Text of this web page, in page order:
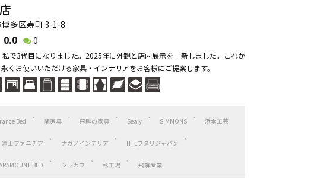
多区寿町 3-1-8
0.0 0
で3代目になりました。2025年に外観と店内展示を一新しました。これか
くお使いいただける家具・インテリアをお客様にご提案します。
Bed 関家具 飛騨の家具 Sealy SIMMONS 浜本工芸
冨士ファニチア ナガノインテリア HTLワタリジャパン
BED シラカワ 杉工場 飛騨産業